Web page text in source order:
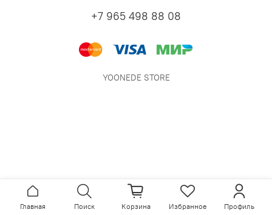
+7 965 498 88 08
YOONEDE STORE
Главная Поиск Корзина Избранное Профиль